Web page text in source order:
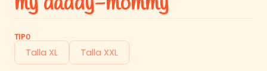
TIPO
Talla XL Talla XXL